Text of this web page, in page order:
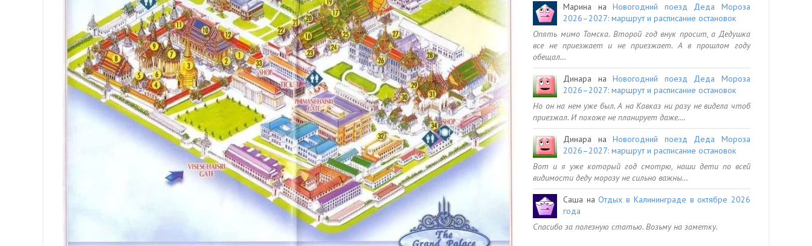
Марина наНовогодний поезд Деда Мороза
2026–2027: маршрут и расписание остановок
Опять мимо Томска. Второй год внук просит, а Дедушка
все не приезжает и не приезжает. А в прошлом году
обещал…
Динара наНовогодний поезд Деда Мороза
2026–2027: маршрут и расписание остановок
Но он на нем уже был. А на Кавказ ни разу не видела чтоб
приезжал. И похоже не планирует даже.…
Динара наНовогодний поезд Деда Мороза
2026–2027: маршрут и расписание остановок
Вот и я уже который год смотрю, наши дети по всей
видимости деду морозу не сильно важны…
Саша наОтдых в Калининграде в октябре 2026
года
Спасибо за полезную статью. Возьму на заметку.